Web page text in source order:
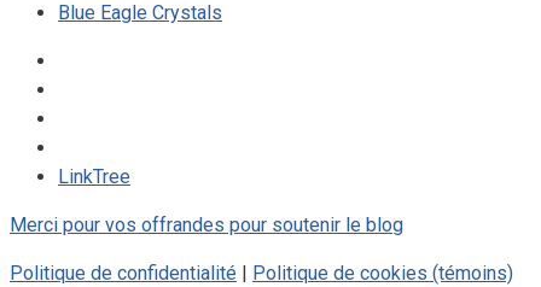
Blue Eagle Crystals
LinkTree
Merci pour vos offrandes pour soutenir le blog
Politique de confidentialité | Politique de cookies (témoins)